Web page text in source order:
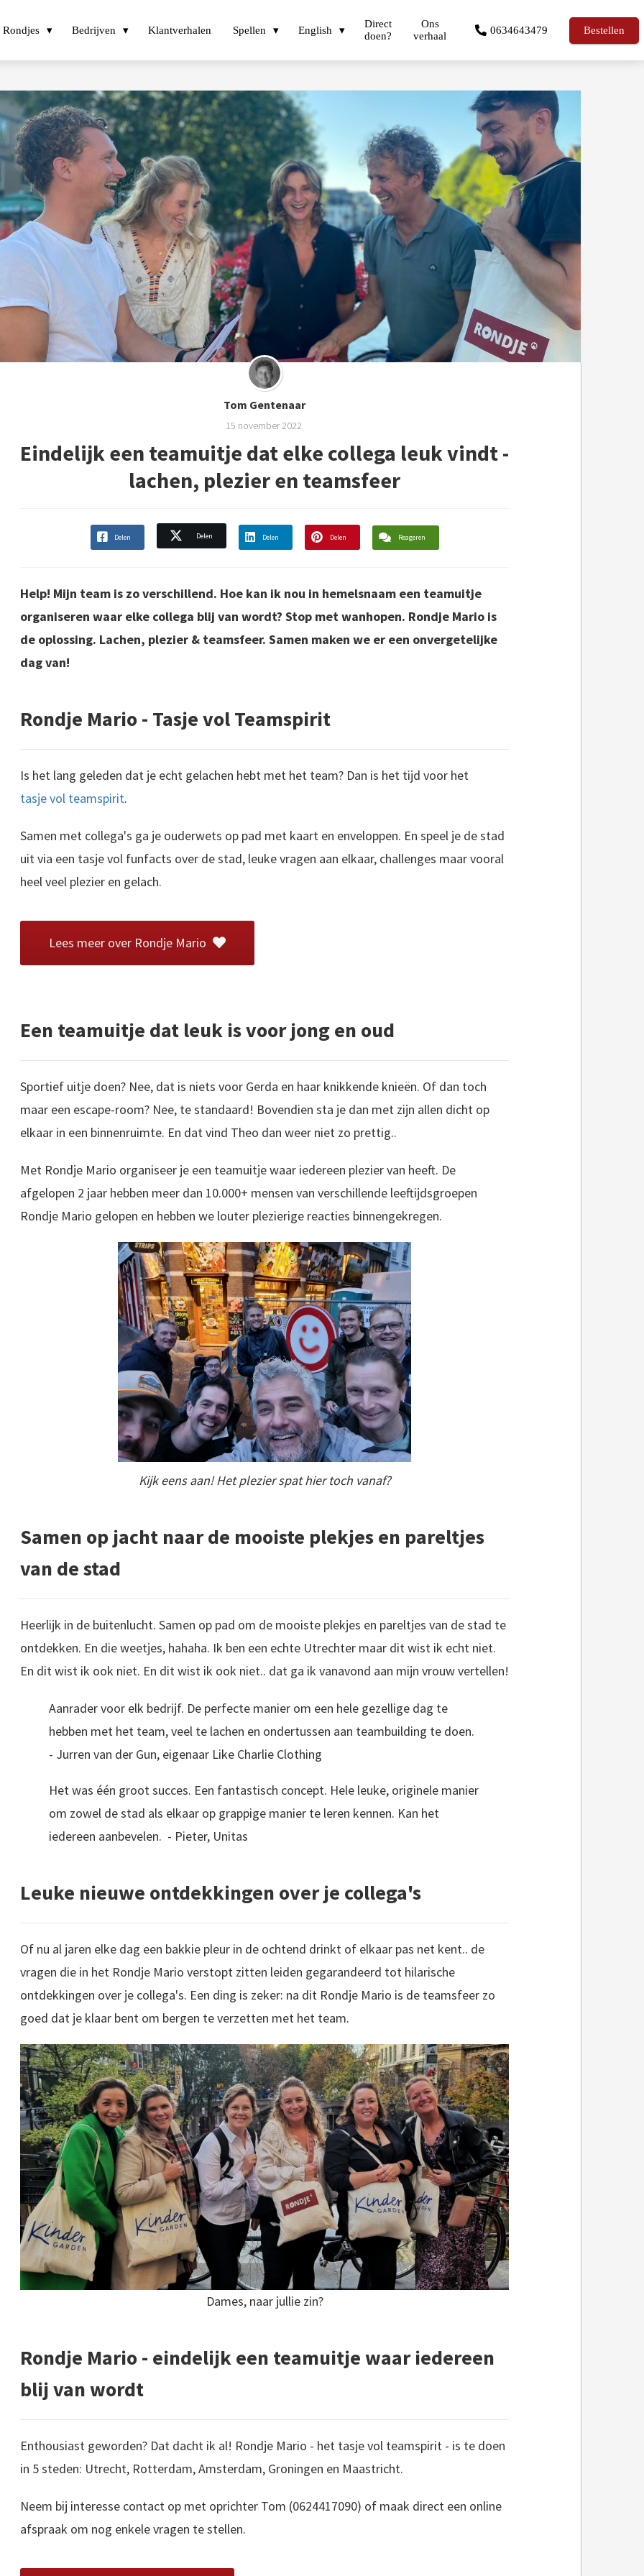
Rondjes Bedrijven Klantverhalen Spellen English
Direct
doen?
Ons
verhaal
0634643479 Bestellen
Tom Gentenaar
15 november 2022
Eindelijk een teamuitje dat elke collega leuk vindt -
lachen, plezier en teamsfeer
Delen Delen Delen Delen Reageren
Help! Mijn team is zo verschillend. Hoe kan ik nou in hemelsnaam een teamuitje
organiseren waar elke collega blij van wordt? Stop met wanhopen. Rondje Mario is
de oplossing. Lachen, plezier & teamsfeer. Samen maken we er een onvergetelijke
dag van!
Rondje Mario - Tasje vol Teamspirit
Is het lang geleden dat je echt gelachen hebt met het team? Dan is het tijd voor het
tasje vol teamspirit.
Samen met collega's ga je ouderwets op pad met kaart en enveloppen. En speel je de stad
uit via een tasje vol funfacts over de stad, leuke vragen aan elkaar, challenges maar vooral
heel veel plezier en gelach.
Lees meer over Rondje Mario
Een teamuitje dat leuk is voor jong en oud
Sportief uitje doen? Nee, dat is niets voor Gerda en haar knikkende knieën. Of dan toch
maar een escape-room? Nee, te standaard! Bovendien sta je dan met zijn allen dicht op
elkaar in een binnenruimte. En dat vind Theo dan weer niet zo prettig..
Met Rondje Mario organiseer je een teamuitje waar iedereen plezier van heeft. De
afgelopen 2 jaar hebben meer dan 10.000+ mensen van verschillende leeftijdsgroepen
Rondje Mario gelopen en hebben we louter plezierige reacties binnengekregen.
Kijk eens aan! Het plezier spat hier toch vanaf?
Samen op jacht naar de mooiste plekjes en pareltjes
van de stad
Heerlijk in de buitenlucht. Samen op pad om de mooiste plekjes en pareltjes van de stad te
ontdekken. En die weetjes, hahaha. Ik ben een echte Utrechter maar dit wist ik echt niet.
En dit wist ik ook niet. En dit wist ik ook niet.. dat ga ik vanavond aan mijn vrouw vertellen!
Aanrader voor elk bedrijf. De perfecte manier om een hele gezellige dag te
hebben met het team, veel te lachen en ondertussen aan teambuilding te doen.
- Jurren van der Gun, eigenaar Like Charlie Clothing
Het was één groot succes. Een fantastisch concept. Hele leuke, originele manier
om zowel de stad als elkaar op grappige manier te leren kennen. Kan het
iedereen aanbevelen. - Pieter, Unitas
Leuke nieuwe ontdekkingen over je collega's
Of nu al jaren elke dag een bakkie pleur in de ochtend drinkt of elkaar pas net kent.. de
vragen die in het Rondje Mario verstopt zitten leiden gegarandeerd tot hilarische
ontdekkingen over je collega's. Een ding is zeker: na dit Rondje Mario is de teamsfeer zo
goed dat je klaar bent om bergen te verzetten met het team.
Dames, naar jullie zin?
Rondje Mario - eindelijk een teamuitje waar iedereen
blij van wordt
Enthousiast geworden? Dat dacht ik al! Rondje Mario - het tasje vol teamspirit - is te doen
in 5 steden: Utrecht, Rotterdam, Amsterdam, Groningen en Maastricht.
Neem bij interesse contact op met oprichter Tom (0624417090) of maak direct een online
afspraak om nog enkele vragen te stellen.